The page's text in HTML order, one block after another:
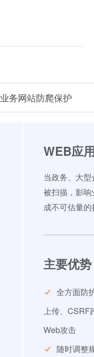
业务网站防爬保护
WEB应
当政务、大
被扫描，影
成不可估量的
主要优势
全方面防
上传、CSRF
Web攻击
随时调整